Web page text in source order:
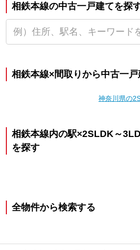
相鉄本線の中古一戸建てを探
相鉄本線×間取りから中古一
神奈川県の
相鉄本線内の駅×2SLDK～
を探す
全物件から検索する